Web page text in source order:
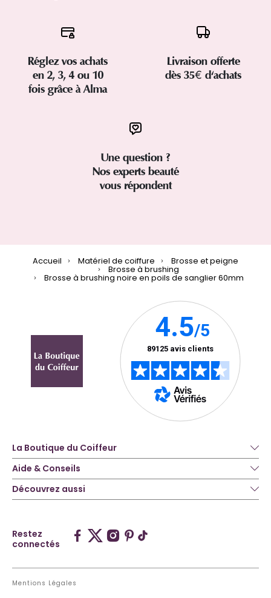
Réglez vos achats
en 2, 3, 4 ou 10
fois grâce à Alma
Livraison offerte
dès 35€ d'achats
Une question ?
Nos experts beauté
vous répondent
Accueil Matériel de coiffure Brosse et peigne
Brosse à brushing
Brosse à brushing noire en poils de sanglier 60mm
La Boutique du Coiffeur
Aide & Conseils
Découvrez aussi
Restez
connectés
Mentions Légales